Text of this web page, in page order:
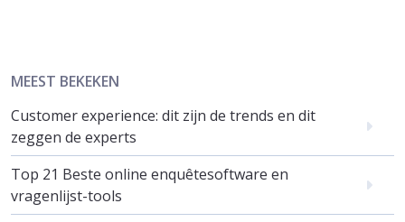
MEEST BEKEKEN
Customer experience: dit zijn de trends en dit
zeggen de experts
Top 21 Beste online enquêtesoftware en
vragenlijst-tools